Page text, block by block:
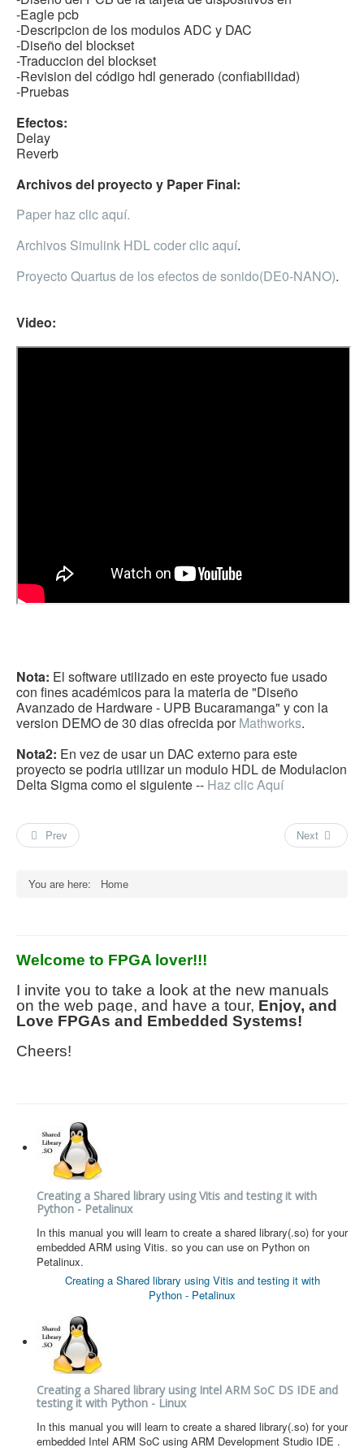
-Eagle pcb
-Descripcion de los modulos ADC y DAC
-Diseño del blockset
-Traduccion del blockset
-Revision del código hdl generado (confiabilidad)
-Pruebas
Efectos:
Delay
Reverb
Archivos del proyecto y Paper Final:
Paper haz clic aquí.
Archivos Simulink HDL coder clic aquí.
Proyecto Quartus de los efectos de sonido(DE0-NANO).
Video:
Nota: El software utilizado en este proyecto fue usado
con fines académicos para la materia de "Diseño
Avanzado de Hardware - UPB Bucaramanga" y con la
version DEMO de 30 dias ofrecida porMathworks.
Nota2: En vez de usar un DAC externo para este
proyecto se podria utilizar un modulo HDL de Modulacion
Delta Sigma como el siguiente -- Haz clic Aquí
Prev Next
You are here: Home
Welcome to FPGA lover!!!
I invite you to take a look at the new manuals
on the web page, and have a tour, Enjoy, and
Love FPGAs and Embedded Systems!
Cheers!
Creating a Shared library using Vitis and testing it with
Python - Petalinux
In this manual you will learn to create a shared library(.so) for your
embedded ARM using Vitis. so you can use on Python on
Petalinux.
Creating a Shared library using Vitis and testing it with
Python - Petalinux
Creating a Shared library using Intel ARM SoC DS IDE and
testing it with Python - Linux
In this manual you will learn to create a shared library(.so) for your
embedded Intel ARM SoC using ARM Development Studio IDE .